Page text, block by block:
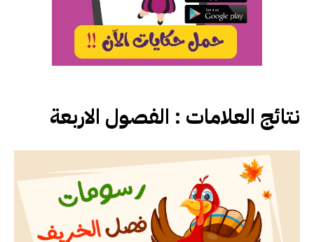
نتائج العلامات : الفصول الاربعة